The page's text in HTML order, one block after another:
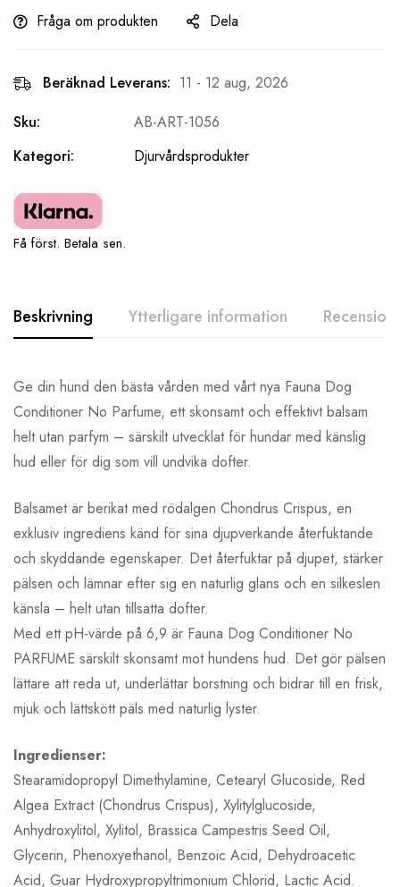
Fråga om produkten Dela
Beräknad Leverans: 11 - 12 aug, 2026
Sku:
AB-ART-1056
Kategori:
Djurvårdsprodukter
Få först. Betala sen.
Beskrivning Ytterligare information
Ge din hund den bästa vården med vårt nya Fauna Dog
Conditioner No Parfume, ett skonsamt och effektivt balsam
helt utan parfym – särskilt utvecklat för hundar med känslig
hud eller för dig som vill undvika dofter.
Balsamet är berikat med rödalgen Chondrus Crispus, en
exklusiv ingrediens känd för sina djupverkande återfuktande
och skyddande egenskaper. Det återfuktar på djupet, stärker
pälsen och lämnar efter sig en naturlig glans och en silkeslen
känsla – helt utan tillsatta dofter.
Med ett pH-värde på 6,9 är Fauna Dog Conditioner No
PARFUME särskilt skonsamt mot hundens hud. Det gör pälsen
lättare att reda ut, underlättar borstning och bidrar till en frisk,
mjuk och lättskött päls med naturlig lyster.
Ingredienser:
Stearamidopropyl Dimethylamine, Cetearyl Glucoside, Red
Algea Extract (Chondrus Crispus), Xylitylglucoside,
Anhydroxylitol, Xylitol, Brassica Campestris Seed Oil,
Glycerin, Phenoxyethanol, Benzoic Acid, Dehydroacetic
Acid, Guar Hydroxypropyltrimonium Chlorid, Lactic Acid.